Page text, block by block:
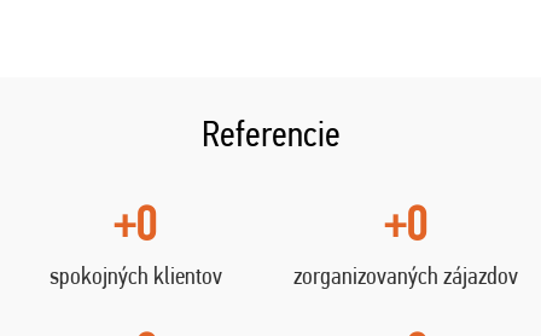
Referencie
+0
spokojných klientov
+0
zorganizovaných zájazdov